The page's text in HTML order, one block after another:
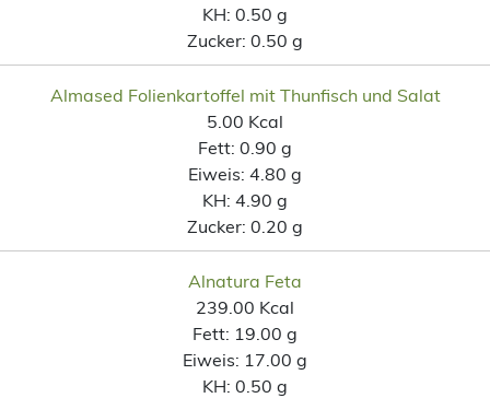
KH: 0.50 g
Zucker: 0.50 g
Almased Folienkartoffel mit Thunfisch und Salat
5.00 Kcal
Fett: 0.90 g
Eiweis: 4.80 g
KH: 4.90 g
Zucker: 0.20 g
Alnatura Feta
239.00 Kcal
Fett: 19.00 g
Eiweis: 17.00 g
KH: 0.50 g